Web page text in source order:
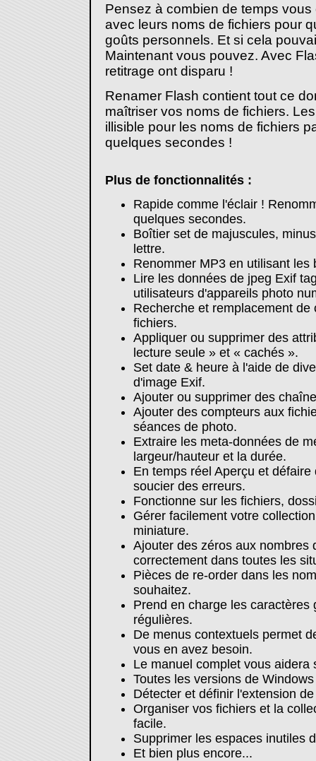
Pensez à combien de temps
avec leurs noms de fichiers pour
goûts personnels. Et si cela
Maintenant vous pouvez. Avec
retitrage ont disparu !
Renamer Flash contient tout ce
maîtriser vos noms de fichiers.
illisible pour les noms de fichiers
quelques secondes !
Plus de fonctionnalités :
Rapide comme l'éclair !
quelques secondes.
Boîtier set de majuscules,
lettre.
Renommer MP3 en utilisant les
Lire les données de jpeg Exif
utilisateurs d'appareils photo
Recherche et remplacement
fichiers.
Appliquer ou supprimer des
lecture seule » et « cachés ».
Set date & heure à l'aide de
d'image Exif.
Ajouter ou supprimer des
Ajouter des compteurs aux
séances de photo.
Extraire les meta-données de
largeur/hauteur et la durée.
En temps réel Aperçu et
soucier des erreurs.
Fonctionne sur les fichiers,
Gérer facilement votre
miniature.
Ajouter des zéros aux nombres
correctement dans toutes les
Pièces de re-order dans les
souhaitez.
Prend en charge les caractères
régulières.
De menus contextuels permet
vous en avez besoin.
Le manuel complet vous aidera
Toutes les versions de
Détecter et définir l'extension
Organiser vos fichiers et la
facile.
Supprimer les espaces inutiles
Et bien plus encore...